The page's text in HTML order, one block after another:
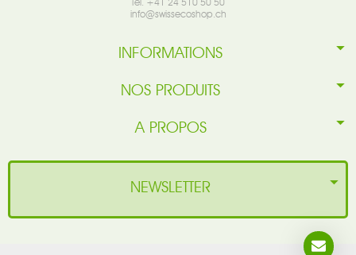
info@swissecoshop.ch
INFORMATIONS
NOS PRODUITS
A PROPOS
NEWSLETTER